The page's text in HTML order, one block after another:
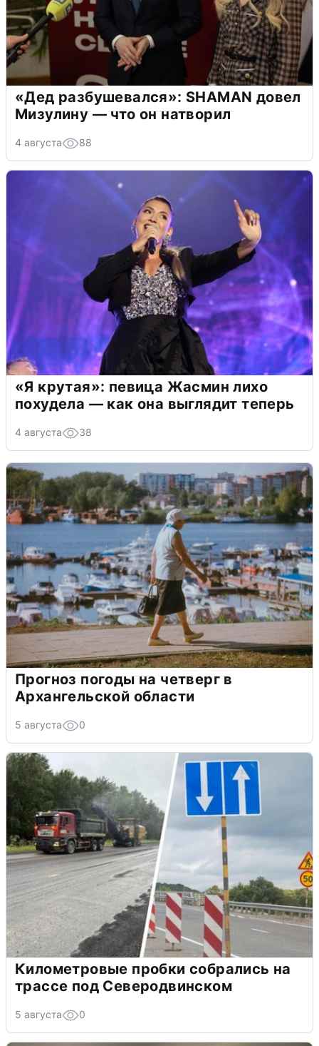
«Дед разбушевался»: SHAMAN довел
Мизулину — что он натворил
4 августа 88
«Я крутая»: певица Жасмин лихо
похудела — как она выглядит теперь
4 августа 38
Прогноз погоды на четверг в
Архангельской области
5 августа 0
Километровые пробки собрались на
трассе под Северодвинском
5 августа 0